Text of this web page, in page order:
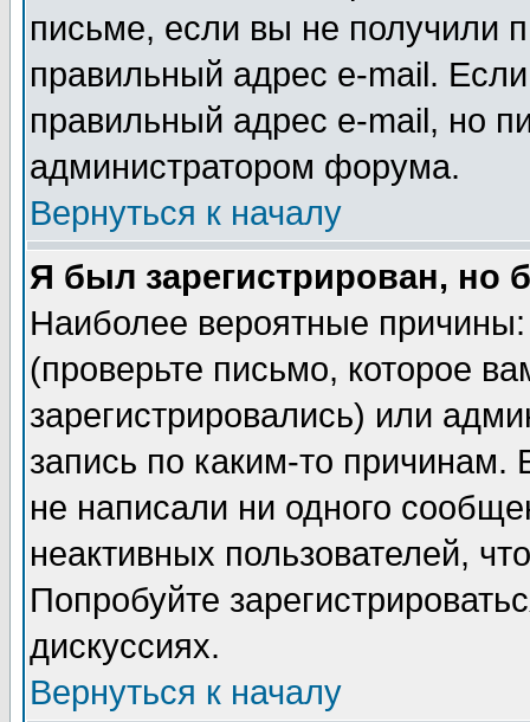
письме, если вы не получили
правильный адрес e-mail.
правильный адрес e-mail, но
администратором форума.
Вернуться к началу
Я был зарегистрирован, но
Наиболее вероятные
(проверьте письмо, которое
зарегистрировались) или
запись по каким-то
не написали ни одного
неактивных пользователей,
Попробуйте
дискуссиях.
Вернуться к началу